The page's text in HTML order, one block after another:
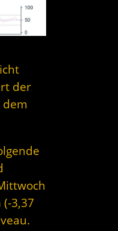
der
dem
3,37